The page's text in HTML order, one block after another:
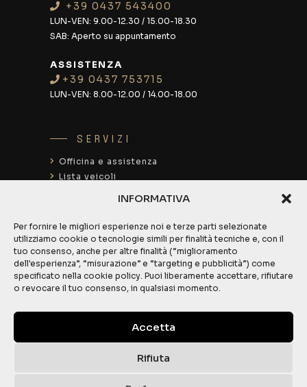
INFORMATIVA
Per fornire le migliori esperienze noi e terze parti selezionate
utilizziamo cookie o tecnologie simili per finalità tecniche e, con il
tuo consenso, anche per altre finalità (“miglioramento
dell'esperienza”, “misurazione” e “targeting e pubblicità”) come
specificato nella cookie policy. Puoi liberamente accettare, rifiutare
o revocare il tuo consenso, in qualsiasi momento.
Accetta
Rifiuta
+39 0437 543400
LUN-VEN: 9.00-12.30 / 15.00-18.30
SAB: Aperto su appuntamento
ASSISTENZA
+39 0437 753715
LUN-VEN: 8.00-12.00 / 14.00-18.00
SERVIZI
Officina e assistenza
Lista veicoli
Ganci traino
Rimorchi
Shop